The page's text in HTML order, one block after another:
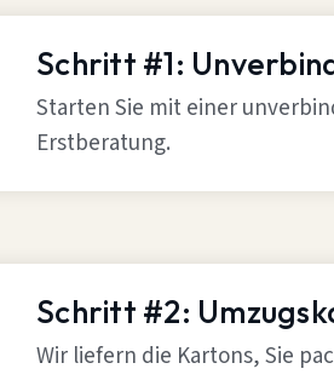
Schritt #1:
Starten Sie mit einer
Erstberatung.
Schritt #2:
Wir liefern die Kartons, Sie